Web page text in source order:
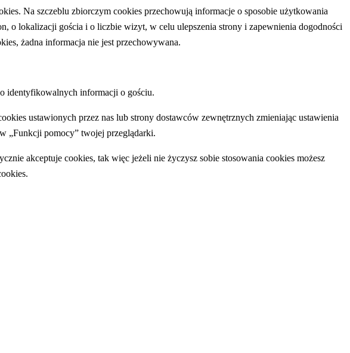
Na szczeblu zbiorczym cookies przechowują informacje o sposobie użytkowania
o lokalizacji gościa i o liczbie wizyt, w celu ulepszenia strony i zapewnienia dogodności
żadna informacja nie jest przechowywana.
identyfikowalnych informacji o gościu.
ustawionych przez nas lub strony dostawców zewnętrznych zmieniając ustawienia
„Funkcji pomocy” twojej przeglądarki.
akceptuje cookies, tak więc jeżeli nie życzysz sobie stosowania cookies możesz